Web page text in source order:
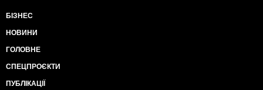
БІЗНЕС
НОВИНИ
ГОЛОВНЕ
СПЕЦПРОЄКТИ
ПУБЛІКАЦІЇ